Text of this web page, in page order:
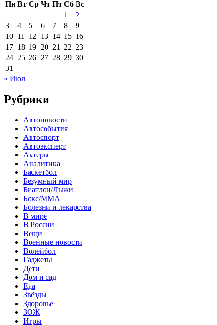
Пн Вт Ср Чт Пт Сб Вс
1
2
3
4 5 6 7 8
9
10 11 12 13 14 15 16
17 18 19 20 21 22 23
24 25 26 27 28 29 30
31
« Июл
Рубрики
Автоновости
Автособытия
Автоспорт
Автоэксперт
Актеры
Аналитика
Баскетбол
Безумный мир
Биатлон/Лыжи
Бокс/MMA
Болезни и лекарства
В мире
В России
Вещи
Военные новости
Волейбол
Гаджеты
Дети
Дом и сад
Еда
Звёзды
Здоровье
ЗОЖ
Игры